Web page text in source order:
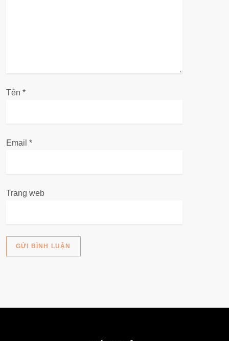
i
t
Tên *
Email *
Trang web